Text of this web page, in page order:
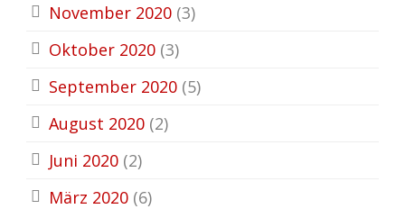
November 2020 (3)
Oktober 2020 (3)
September 2020 (5)
August 2020 (2)
Juni 2020 (2)
März 2020 (6)